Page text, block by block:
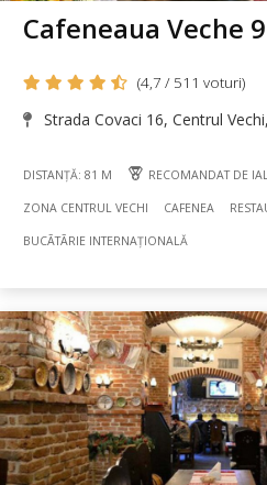
Cafeneaua Veche 9
(4,7 / 511 voturi)
Strada Covaci 16, Centrul
DISTANȚĂ: 81 M RECOMANDAT DE
ZONA CENTRUL VECHI CAFENEA
BUCÃTÃRIE INTERNAȚIONALĂ